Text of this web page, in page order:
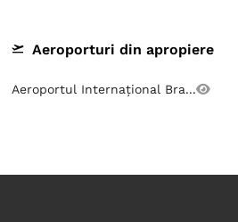
Aeroporturi din apropiere
Aeroportul Internațional Bra...